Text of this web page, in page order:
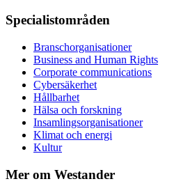
Specialistområden
Branschorganisationer
Business and Human Rights
Corporate communications
Cybersäkerhet
Hållbarhet
Hälsa och forskning
Insamlingsorganisationer
Klimat och energi
Kultur
Mer om Westander